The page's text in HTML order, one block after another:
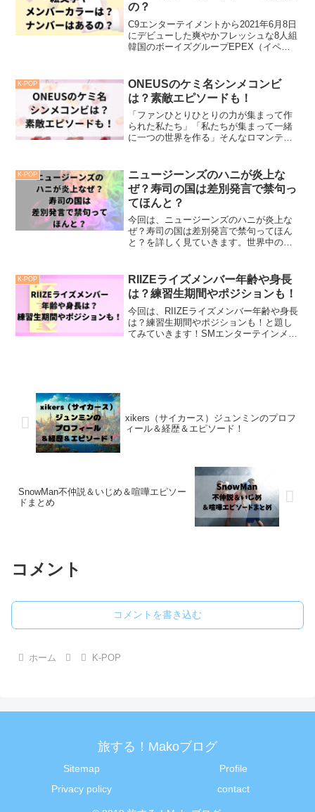
の？
C9エンターテイメントから2021年6月8日
にデビューした爽やかフレッシュな8人組
韓国のボーイズグループEPEX（イペッ
後はどのようなコンセプトをしていくの
かわかりませ...
K-POP
ONEUSのケミ名シンメコンビ
は？素敵エピソードも！
「ファンひとりひとりの力が集まって作
られた私たち」「私たちが集まって一緒
に一つの世界を作る」そんなロマンティ
ルのメンバー5人で構成される韓国男性ア
イドルグループであ...
K-POP
ニュージーンズのハニが炎上な
ぜ？寿司の国は差別発言で禁句っ
てほんと？
今回は、ニュージーンズのハニが炎上な
ぜ？寿司の国は差別発言で禁句ってほん
と？を詳しく見ていきます。世界中の若
ビCMでも見ることが多くなったグループ
ですよね！Ne...
K-POP
RIIZEライズメンバー年齢や身長
は？練習生期間やポジションも！
今回は、RIIZEライズメンバー年齢や身長
は？練習生期間やポジションも！と題し
てみていきます！SMエンターテインメン
xikers（サイカース）ジュンミンのプロフ
ィール＆経歴＆エピソード！
SnowMan不仲説＆いじめ＆喧嘩エピソー
ドまとめ
コメント
コメントを書き込む
ホーム K-POP
旅する！Makoブログ
Sitemap
Profile
Privacy policy
contact